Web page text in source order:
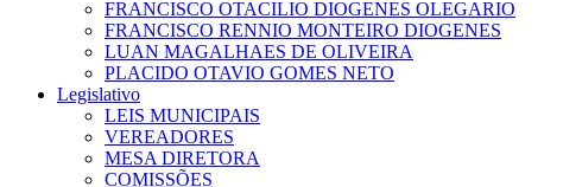
FRANCISCO OTACILIO DIOGENES OLEGARIO
FRANCISCO RENNIO MONTEIRO DIOGENES
LUAN MAGALHAES DE OLIVEIRA
PLACIDO OTAVIO GOMES NETO
Legislativo
LEIS MUNICIPAIS
VEREADORES
MESA DIRETORA
COMISSÕES